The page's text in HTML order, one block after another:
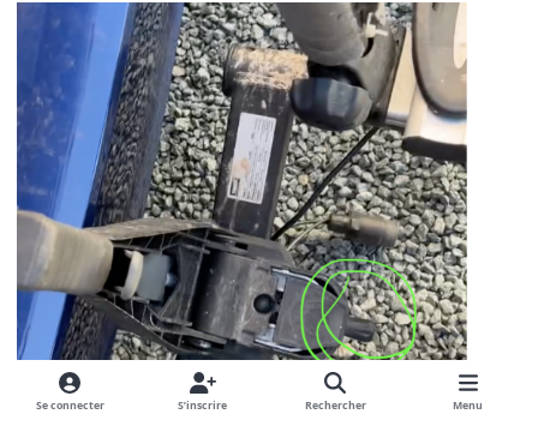
Se connecter S’inscrire Rechercher Menu